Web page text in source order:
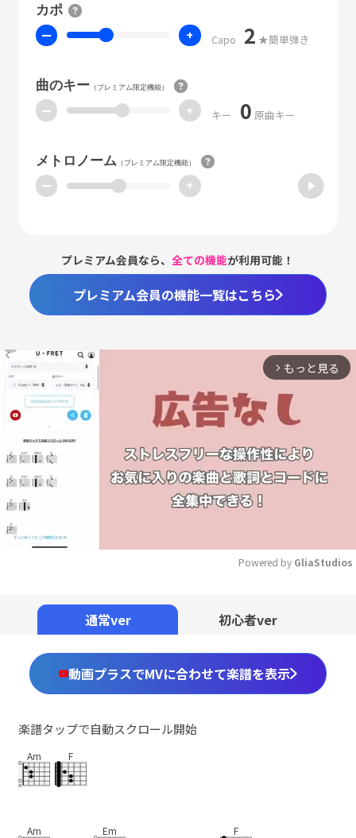
カポ
ー + Capo 2 ★簡単弾き
曲のキー（プレミアム限定機能）
ー + キー 0 原曲キー
メトロノーム （プレミアム限定機能）
ー +
プレミアム会員なら、全ての機能が利用可能！
プレミアム会員の機能一覧はこちら
arrow_forward_ios もっと見る
Powered by GliaStudios
通常ver 初心者ver
動画プラスでMVに合わせて楽譜を表示
楽譜タップで自動スクロール開始
Am F
Am Em F